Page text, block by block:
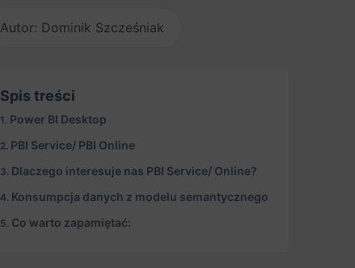
Autor: Dominik Szcześniak
Spis treści
Power BI Desktop
PBI Service/ PBI Online
Dlaczego interesuje nas PBI Service/ Online?
Konsumpcja danych z modelu semantycznego
Co warto zapamiętać: